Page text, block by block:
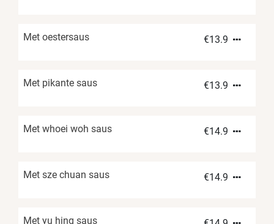
Met oestersaus €13.9
Met pikante saus €13.9
Met whoei woh saus €14.9
Met sze chuan saus €14.9
Met yu hing saus